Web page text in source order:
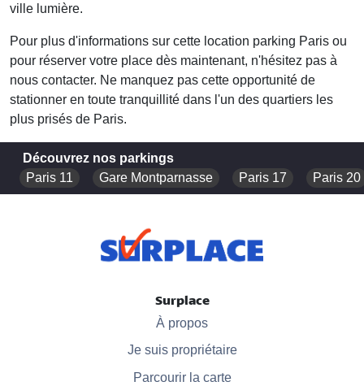
ville lumière.
Pour plus d'informations sur cette location parking Paris ou
pour réserver votre place dès maintenant, n'hésitez pas à
nous contacter. Ne manquez pas cette opportunité de
stationner en toute tranquillité dans l'un des quartiers les
plus prisés de Paris.
Découvrez nos parkings
Paris 11
Gare Montparnasse Paris 17 Paris 20
Surplace
À propos
Je suis propriétaire
Parcourir la carte